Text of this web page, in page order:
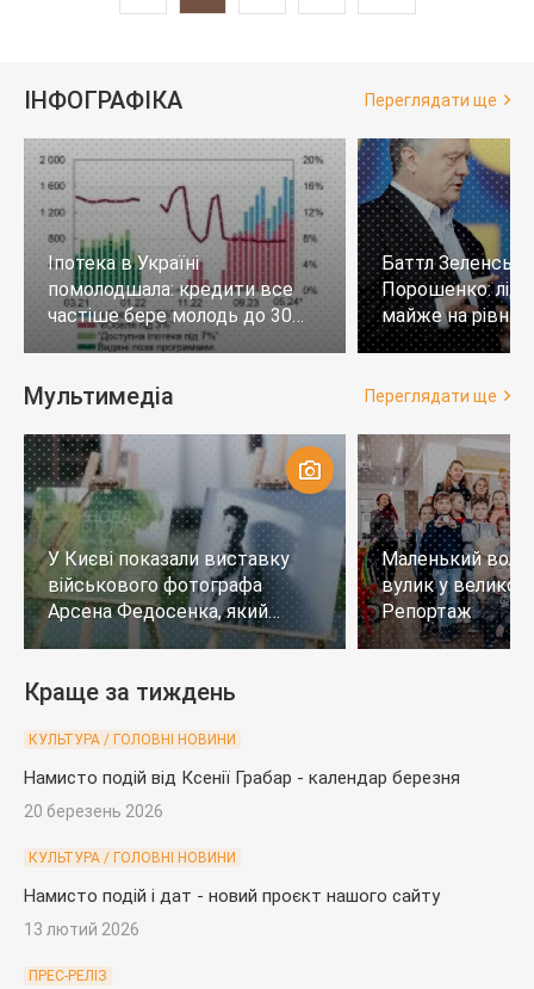
ІНФОГРАФІКА Переглядати ще
Іпотека в Україні
помолодшала: кредити все
частіше бере молодь до 30
років
Баттл
Порошенко:
майже на
тих, хто не
Мультимедіа Переглядати ще
У Києві показали виставку
військового фотографа
Арсена Федосенка, який
загинув на війні
Маленький
вулик у
Репортаж
Краще за тиждень
КУЛЬТУРА / ГОЛОВНІ НОВИНИ
Намисто подій від Ксенії Грабар - календар березня
20 березень 2026
КУЛЬТУРА / ГОЛОВНІ НОВИНИ
Намисто подій і дат - новий проєкт нашого сайту
13 лютий 2026
ПРЕС-РЕЛІЗ